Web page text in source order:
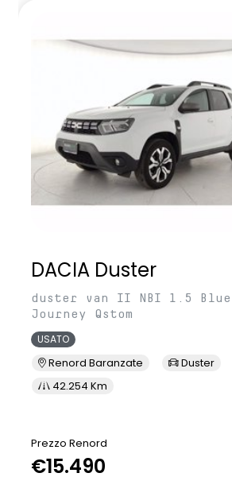
DACIA Duster
duster van II NBI 1.5
Journey Qstom
USATO
Renord Baranzate Duster
42.254 Km
Prezzo Renord
€15.490